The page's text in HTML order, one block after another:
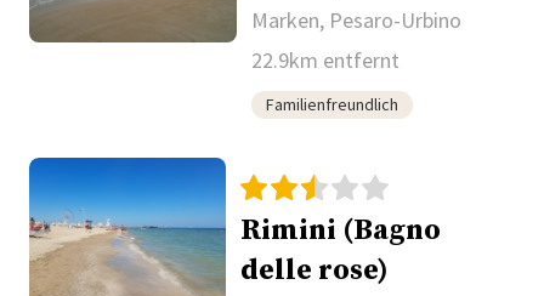
Marken, Pesaro-Urbino
22.9km entfernt
Familienfreundlich
Rimini (Bagno
delle rose)